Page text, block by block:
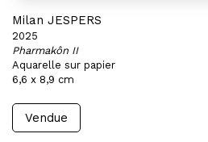
Milan JESPERS
2025
Pharmakôn II
Aquarelle sur papier
6,6 x 8,9 cm
Vendue